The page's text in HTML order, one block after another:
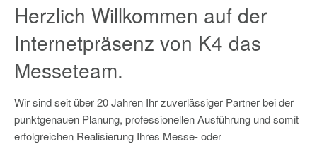
Herzlich Willkommen auf der
Internetpräsenz von K4 das
Messeteam.
Wir sind seit über 20 Jahren Ihr zuverlässiger Partner bei der
punktgenauen Planung, professionellen Ausführung und somit
erfolgreichen Realisierung Ihres Messe- oder